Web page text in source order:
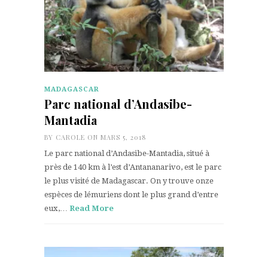
MADAGASCAR
Parc national d’Andasibe-
Mantadia
BY CAROLE ON MARS 5, 2018
Le parc national d’Andasibe-Mantadia, situé à
près de 140 km à l’est d’Antananarivo, est le parc
le plus visité de Madagascar. On y trouve onze
espèces de lémuriens dont le plus grand d’entre
eux,… Read More